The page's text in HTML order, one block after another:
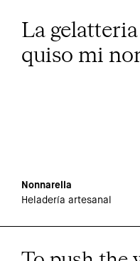
La
quiso mi
Nonnarella
Heladería artesanal